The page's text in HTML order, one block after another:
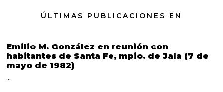
ÚLTIMAS PUBLICACIONES EN
Emilio M. González en reunión con
habitantes de Santa Fe, mpio. de Jala (7 de
mayo de 1982)
…